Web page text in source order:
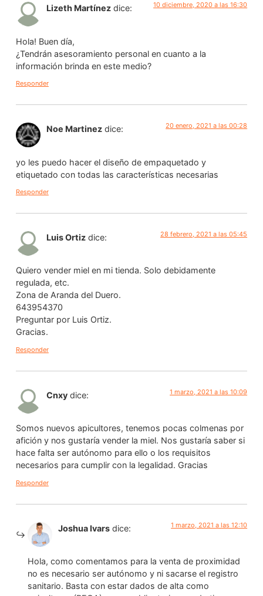
Lizeth Martínez dice: 10 diciembre, 2020 a las 16:30
Hola! Buen día,
¿Tendrán asesoramiento personal en cuanto a la
información brinda en este medio?
Responder
Noe Martinez dice: 20 enero, 2021 a las 00:28
yo les puedo hacer el diseño de empaquetado y
etiquetado con todas las características necesarias
Responder
Luis Ortiz dice: 28 febrero, 2021 a las 05:45
Quiero vender miel en mi tienda. Solo debidamente
regulada, etc.
Zona de Aranda del Duero.
643954370
Preguntar por Luis Ortiz.
Gracias.
Responder
Cnxy dice: 1 marzo, 2021 a las 10:09
Somos nuevos apicultores, tenemos pocas colmenas por
afición y nos gustaría vender la miel. Nos gustaría saber si
hace falta ser autónomo para ello o los requisitos
necesarios para cumplir con la legalidad. Gracias
Responder
Joshua Ivars dice: 1 marzo, 2021 a las 12:10
Hola, como comentamos para la venta de proximidad
no es necesario ser autónomo y ni sacarse el registro
sanitario. Basta con estar dados de alta como